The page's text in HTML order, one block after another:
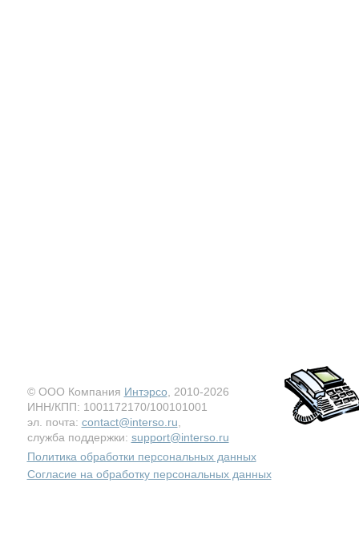
© ООО Компания Интэрсо , 2010-2026
ИНН/КПП: 1001172170/100101001
эл. почта: contact@interso.ru
служба поддержки: support@interso.ru
Политика обработки персональных данных
Согласие на обработку персональных данных